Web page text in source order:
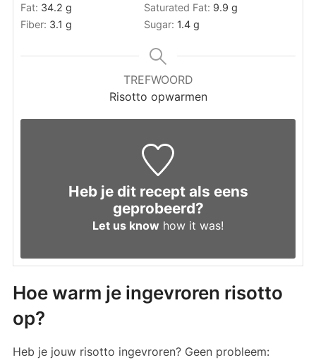
Fat: 34.2 g Saturated Fat: 9.9 g
Fiber: 3.1 g Sugar: 1.4 g
TREFWOORD
Risotto opwarmen
Heb je dit recept als eens
geprobeerd?
Let us know how it was!
Hoe warm je ingevroren risotto
op?
Heb je jouw risotto ingevroren? Geen probleem: